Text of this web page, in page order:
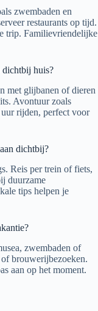
zwembaden en
restaurants op tijd.
trip. Familievriendelijke
huis?
met glijbanen of dieren
Avontuur zoals
rijden, perfect voor
dichtbij?
Reis per trein of fiets,
duurzame
tips helpen je
zwembaden of
of brouwerijbezoeken.
aan op het moment.